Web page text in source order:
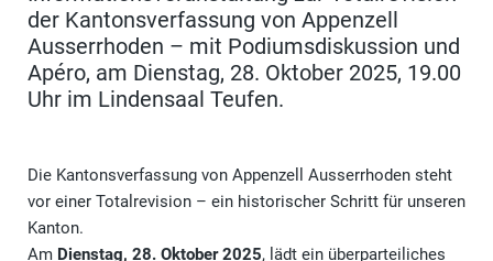
der Kantonsverfassung von Appenzell
Ausserrhoden – mit Podiumsdiskussion und
Apéro, am Dienstag, 28. Oktober 2025, 19.00
Uhr im Lindensaal Teufen.
Die Kantonsverfassung von Appenzell Ausserrhoden steht
vor einer Totalrevision – ein historischer Schritt für unseren
Kanton.
Am Dienstag, 28. Oktober 2025, lädt ein überparteiliches